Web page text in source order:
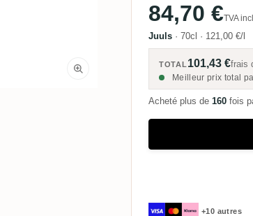
84,70 €TVA
Juuls · 70cl · 121,00 €/l
TOTAL101,43 €frais
Meilleur prix total
Acheté plus de 160fois
+10 autres